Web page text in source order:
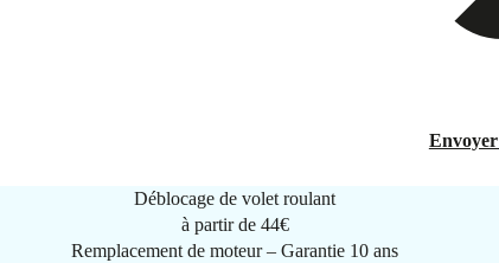
Envoyer
Déblocage de volet roulant
à partir de 44€
Remplacement de moteur – Garantie 10 ans